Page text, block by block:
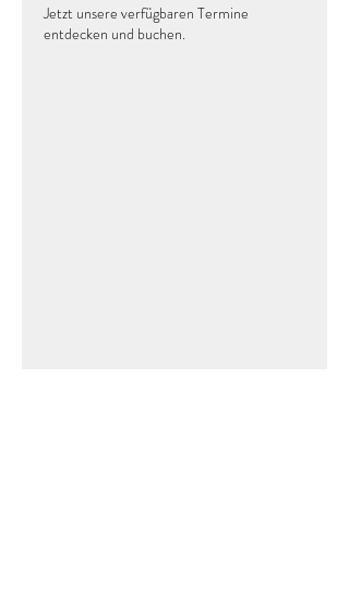
Jetzt unsere verfügbaren Termine
entdecken und buchen.